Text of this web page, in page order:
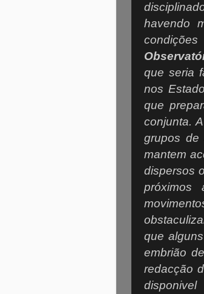
havendo
que seria
nos
que
conjunta.
grupos de
mantem
dispersos
próximos
que
embrião
redacção